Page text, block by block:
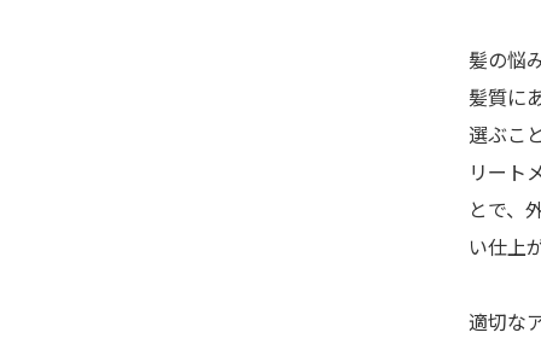
髪の悩
髪質に
選ぶこ
リート
とで、
い仕上
適切な